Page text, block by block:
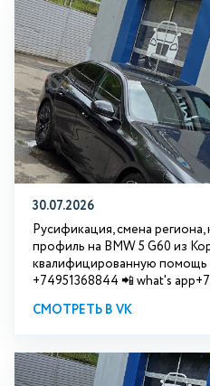
30.07.2026
Русификация, смена
профиль на BMW 5 G60 из
квалифицированную помощь
+74951368844 📲 what's
СМОТРЕТЬ В VK